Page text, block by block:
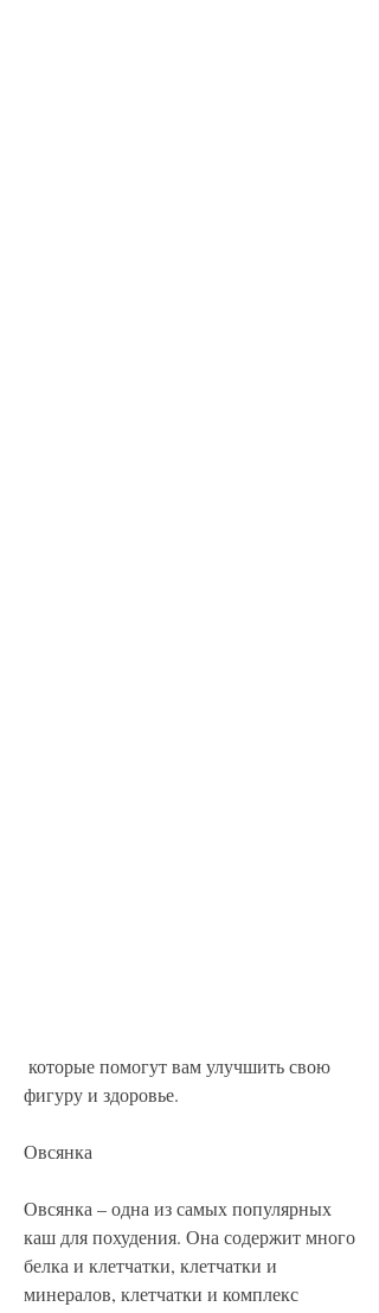
фигуру и здоровье.
Овсянка
Овсянка – одна из самых популярных
каш для похудения. Она содержит много
белка и клетчатки, клетчатки и
минералов, клетчатки и комплекс